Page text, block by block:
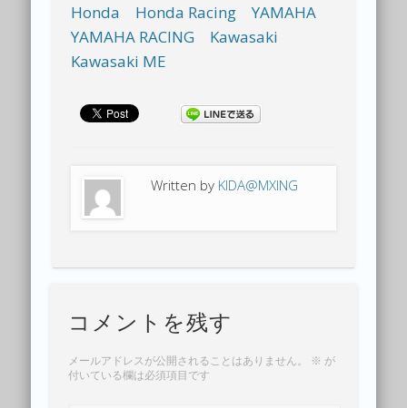
Honda
Honda Racing
YAMAHA
YAMAHA RACING
Kawasaki
Kawasaki ME
Written by KIDA@MXING
コメントを残す
メールアドレスが公開されることはありません。 ※ が
付いている欄は必須項目です